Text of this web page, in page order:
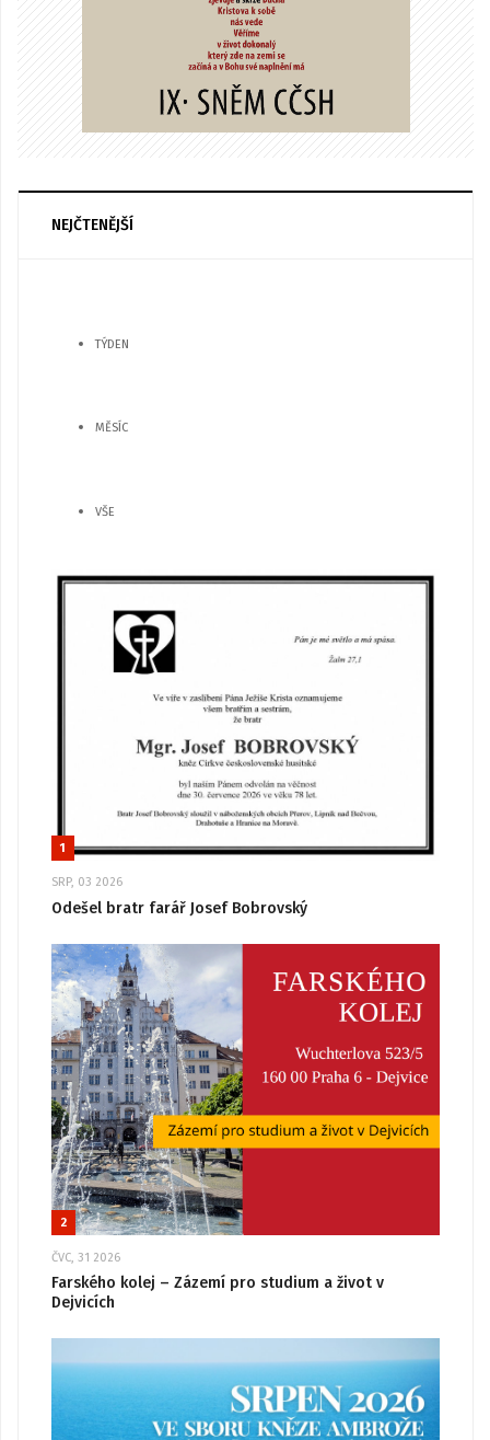
NEJČTENĚJŠÍ
TÝDEN
MĚSÍC
VŠE
1
SRP, 03 2026
Odešel bratr farář Josef Bobrovský
2
ČVC, 31 2026
Farského kolej – Zázemí pro studium a život v
Dejvicích